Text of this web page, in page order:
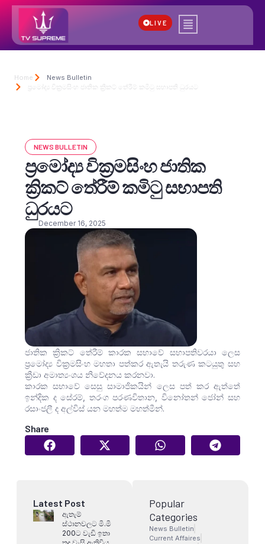
LIVE
Home
News Bulletin
ප්‍රමෝද්‍ය වික්‍රමසිංහ ජාතික ක්‍රිකට් තේරීම් කමිටු සභාපති ධුරයට
NEWS BULLETIN
ප්‍රමෝද්‍ය වික්‍රමසිංහ ජාතික
ක්‍රිකට් තේරීම් කමිටු සභාපති
ධුරයට
December 16, 2025
ජාතික ක්‍රිකට් තේරීම් කාරක සභාවේ සභාපතිවරයා ලෙස
ප්‍රමෝද්‍ය වික්‍රමසිංහ මහතා පත්කර ඇතැයි තරුණ කටයුතු සහ
ක්‍රීඩා අමාත්‍යංශය නිවේදනය කරනවා.
කාරක සභාවේ සෙසු සාමාජිකයින් ලෙස පත් කර ඇත්තේ
ඉන්දික ද සේරම්, තරංග පරණවිතාන, විනෝතන් ජෝන් සහ
රසාංජලී ද අල්විස් යන මහත්ම මහත්මීන්.
Share
Latest Post
ඇතැම්
ස්ථානවලට මි.මි
200ට වැඩි ඉතා
Popular
Categories
News Bulletin
Current Affaires